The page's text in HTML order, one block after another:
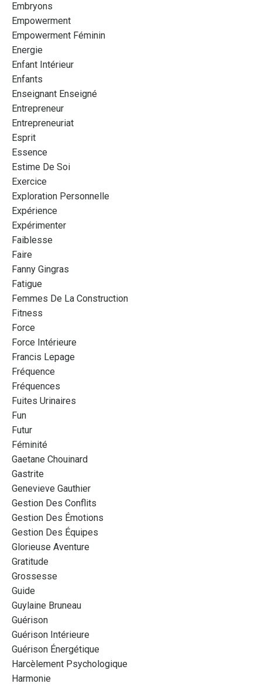
Embryons
Empowerment
Empowerment Féminin
Energie
Enfant Intérieur
Enfants
Enseignant Enseigné
Entrepreneur
Entrepreneuriat
Esprit
Essence
Estime De Soi
Exercice
Exploration Personnelle
Expérience
Expérimenter
Faiblesse
Faire
Fanny Gingras
Fatigue
Femmes De La Construction
Fitness
Force
Force Intérieure
Francis Lepage
Fréquence
Fréquences
Fuites Urinaires
Fun
Futur
Féminité
Gaetane Chouinard
Gastrite
Genevieve Gauthier
Gestion Des Conflits
Gestion Des Émotions
Gestion Des Équipes
Glorieuse Aventure
Gratitude
Grossesse
Guide
Guylaine Bruneau
Guérison
Guérison Intérieure
Guérison Énergétique
Harcèlement Psychologique
Harmonie